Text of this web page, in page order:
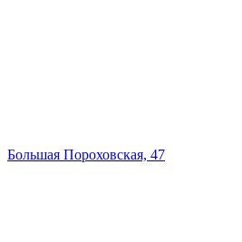
Большая Пороховская, 47